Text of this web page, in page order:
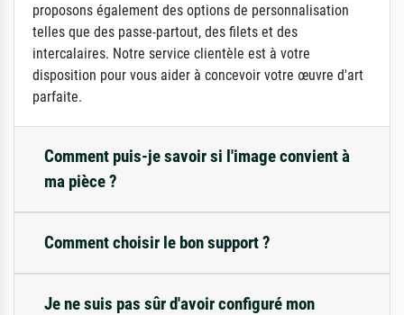
proposons également des options de personnalisation
telles que des passe-partout, des filets et des
intercalaires. Notre service clientèle est à votre
disposition pour vous aider à concevoir votre œuvre d'art
parfaite.
Comment puis-je savoir si l'image convient à
ma pièce ?
Comment choisir le bon support ?
Je ne suis pas sûr d'avoir configuré mon